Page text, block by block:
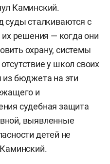
Каминский.
суды сталкиваются с
решения — когда они
охрану, системы
у школ своих
из бюджета на эти
и
судебная защита
выявленные
детей не